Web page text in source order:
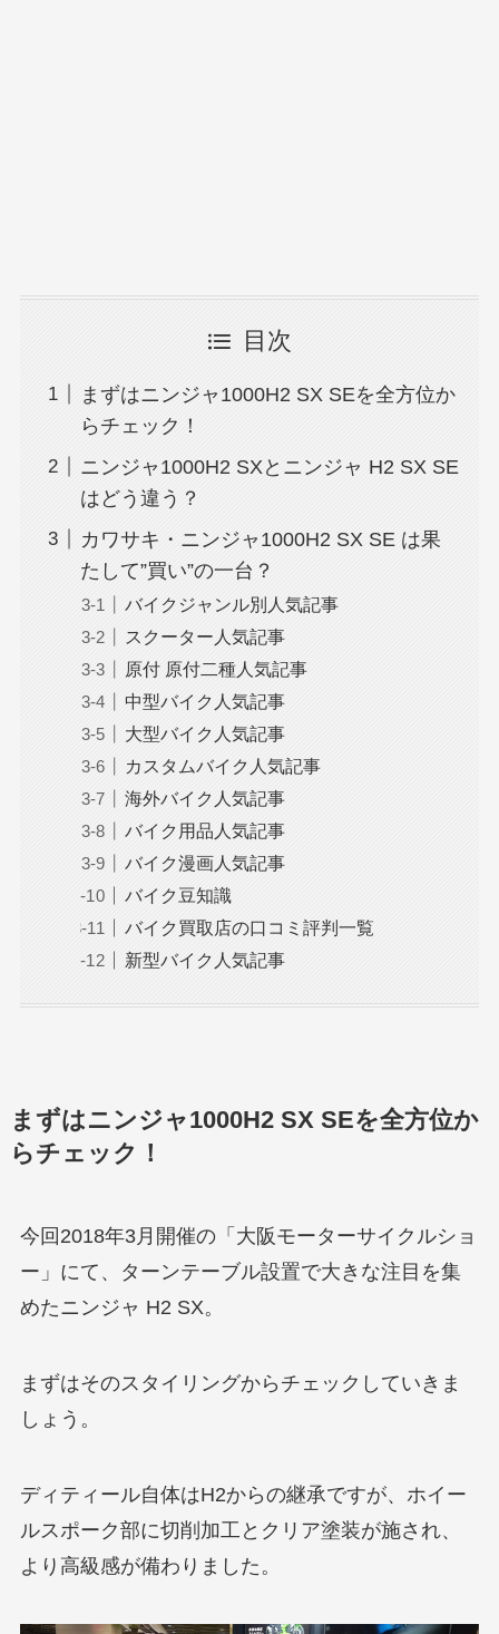
目次
まずはニンジャ1000H2 SX SEを全方位か
らチェック！
ニンジャ1000H2 SXとニンジャ H2 SX SE
はどう違う？
カワサキ・ニンジャ1000H2 SX SE は果
たして”買い”の一台？
バイクジャンル別人気記事
スクーター人気記事
原付 原付二種人気記事
中型バイク人気記事
大型バイク人気記事
カスタムバイク人気記事
海外バイク人気記事
バイク用品人気記事
バイク漫画人気記事
バイク豆知識
バイク買取店の口コミ評判一覧
新型バイク人気記事
まずはニンジャ1000H2 SX SEを全方位か
らチェック！
今回2018年3月開催の「大阪モーターサイクルショ
ー」にて、ターンテーブル設置で大きな注目を集
めたニンジャ H2 SX。
まずはそのスタイリングからチェックしていきま
しょう。
ディティール自体はH2からの継承ですが、ホイー
ルスポーク部に切削加工とクリア塗装が施され、
より高級感が備わりました。